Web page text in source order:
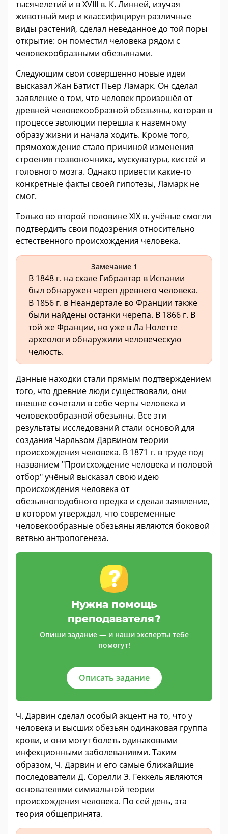
тысячелетий и в XVIII в. К. Линней, изучая
животный мир и классифицируя различные
виды растений, сделал неведанное до той поры
открытие: он поместил человека рядом с
человекообразными обезьянами.
Следующим свои совершенно новые идеи
высказал Жан Батист Пьер Ламарк. Он сделал
заявление о том, что человек произошёл от
древней человекообразной обезьяны, которая в
процессе эволюции перешла к наземному
образу жизни и начала ходить. Кроме того,
прямохождение стало причиной изменения
строения позвоночника, мускулатуры, кистей и
головного мозга. Однако привести какие-то
конкретные факты своей гипотезы, Ламарк не
смог.
Только во второй половине XIX в. учёные смогли
подтвердить свои подозрения относительно
естественного происхождения человека.
Замечание 1
В 1848 г. на скале Гибралтар в Испании
был обнаружен череп древнего человека.
В 1856 г. в Неандертале во Франции также
были найдены останки черепа. В 1866 г. В
той же Франции, но уже в Ла Нолетте
археологи обнаружили человеческую
челюсть.
Данные находки стали прямым подтверждением
того, что древние люди существовали, они
внешне сочетали в себе черты человека и
человекообразной обезьяны. Все эти
результаты исследований стали основой для
создания Чарльзом Дарвином теории
происхождения человека. В 1871 г. в труде под
названием "Происхождение человека и половой
отбор" учёный высказал свою идею
происхождения человека от
обезьяноподобного предка и сделал заявление,
в котором утверждал, что современные
человекообразные обезьяны являются боковой
ветвью антропогенеза.
Нужна помощь
преподавателя?
Опиши задание — и наши эксперты тебе
помогут!
Описать задание
Ч. Дарвин сделал особый акцент на то, что у
человека и высших обезьян одинаковая группа
крови, и они могут болеть одинаковыми
инфекционными заболеваниями. Таким
образом, Ч. Дарвин и его самые ближайшие
последователи Д. Сорелли Э. Геккель являются
основателями симиальной теории
происхождения человека. По сей день, эта
теория общепринята.